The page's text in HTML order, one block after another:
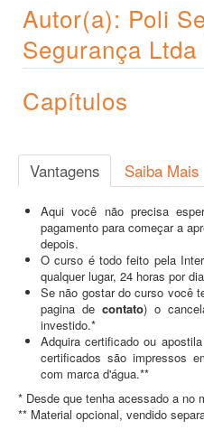
Autor(a): Poli
Segurança Ltda
Capítulos
Vantagens Saiba Mais
Aqui você não precisa
pagamento para começar a
depois.
O curso é todo feito pela
qualquer lugar, 24 horas por
Se não gostar do curso você
pagina de contato) o
investido.*
Adquira certificado ou
certificados são impressos
com marca d'água.**
* Desde que tenha acessado a no
** Material opcional, vendido